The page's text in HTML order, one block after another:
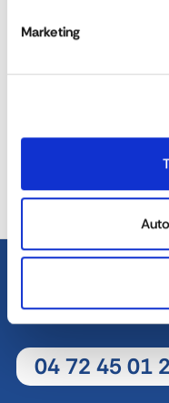
Marketing
YOUR SERVICE
04 72 45 01